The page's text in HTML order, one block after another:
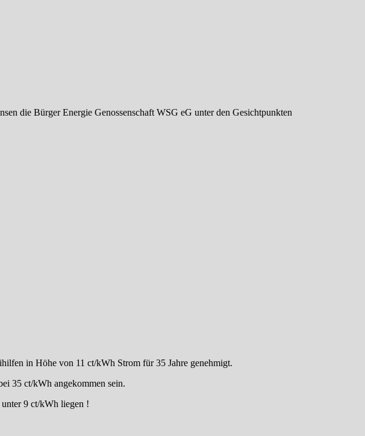
die Bürger Energie Genossenschaft WSG eG unter den Gesichtpunkten
in Höhe von 11 ct/kWh Strom für 35 Jahre genehmigt.
35 ct/kWh angekommen sein.
9 ct/kWh liegen !